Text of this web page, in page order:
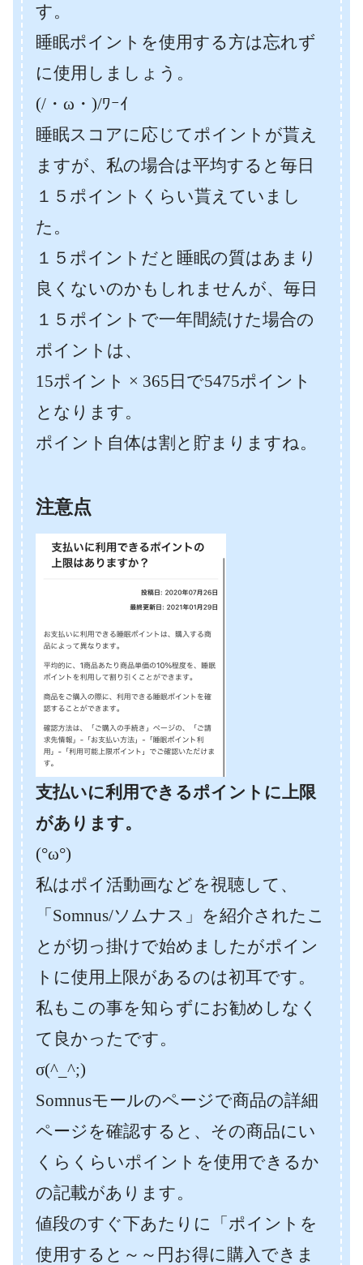
す。
睡眠ポイントを使用する方は忘れず
に使用しましょう。
(/・ω・)/ﾜｰｲ
睡眠スコアに応じてポイントが貰え
ますが、私の場合は平均すると毎日
１５ポイントくらい貰えていまし
た。
１５ポイントだと睡眠の質はあまり
良くないのかもしれませんが、毎日
１５ポイントで一年間続けた場合の
ポイントは、
15ポイント × 365日で5475ポイント
となります。
ポイント自体は割と貯まりますね。
注意点
支払いに利用できるポイントに上限
があります。
(°ω°)
私はポイ活動画などを視聴して、
「Somnus/ソムナス」を紹介されたこ
とが切っ掛けで始めましたがポイン
トに使用上限があるのは初耳です。
私もこの事を知らずにお勧めしなく
て良かったです。
σ(^_^;)
Somnusモールのページで商品の詳細
ページを確認すると、その商品にい
くらくらいポイントを使用できるか
の記載があります。
値段のすぐ下あたりに「ポイントを
使用すると～～円お得に購入できま